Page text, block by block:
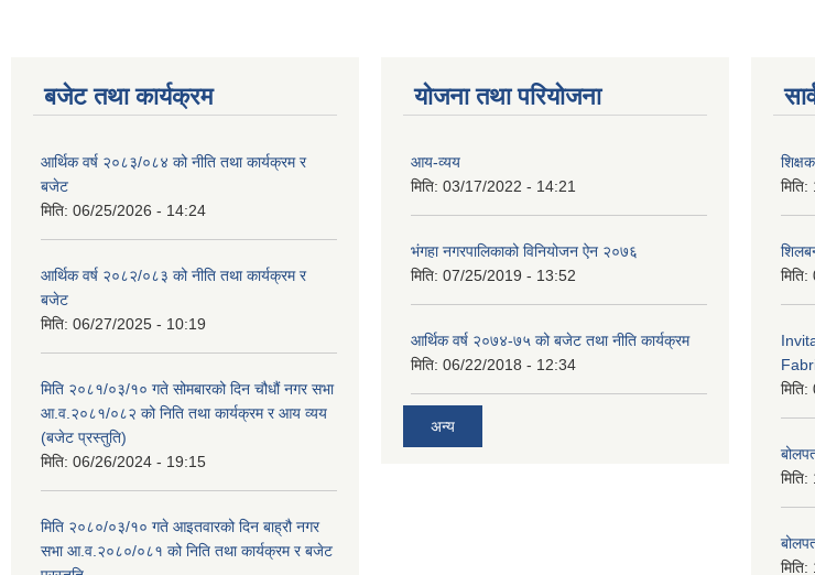
बजेट तथा कार्यक्रम
आर्थिक वर्ष २०८३/०८४ को नीति तथा कार्यक्रम र
बजेट
मिति: 06/25/2026 - 14:24
आर्थिक वर्ष २०८२/०८३ को नीति तथा कार्यक्रम र
बजेट
मिति: 06/27/2025 - 10:19
मिति २०८१/०३/१० गते सोमबारको दिन चौधौं नगर सभा
आ.व.२०८१/०८२ को निति तथा कार्यक्रम र आय व्यय
(बजेट प्रस्तुति)
मिति: 06/26/2024 - 19:15
मिति २०८०/०३/१० गते आइतवारको दिन बाह्रौ नगर
सभा आ.व.२०८०/०८१ को निति तथा कार्यक्रम र बजेट
योजना तथा परियोजना
आय-व्यय
मिति: 03/17/2022 - 14:21
भंगहा नगरपालिकाको विनियोजन ऐन २०७६
मिति: 07/25/2019 - 13:52
आर्थिक वर्ष २०७४-७५ को बजेट तथा नीति कार्यक्रम
मिति: 06/22/2018 - 12:34
अन्य
मिति:
मिति:
मिति:
मिति:
मिति: